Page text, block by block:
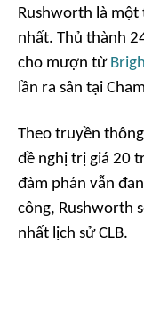
Rushworth là
nhất. Thủ thành
cho mượn từ
lần ra sân tại
Theo truyền
đề nghị trị giá 20
đàm phán vẫn
công, Rushworth
nhất lịch sử CLB.